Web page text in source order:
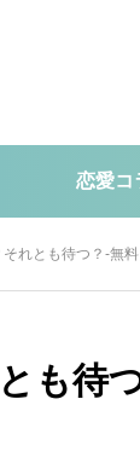
恋愛コ
れとも待つ？-無
も待